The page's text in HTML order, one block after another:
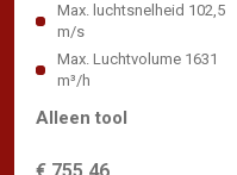
Max. luchtsnelheid 102,5
m/s
Max. Luchtvolume 1631
m³/h
Alleen tool